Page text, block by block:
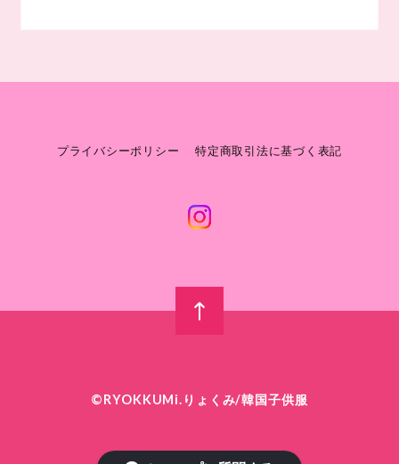
プライバシーポリシー 特定商取引法に基づく表記
©︎RYOKKUMi.りょくみ/韓国子供服